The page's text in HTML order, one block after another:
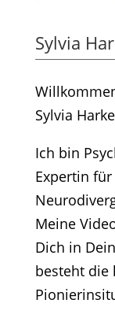
Sylvia
Sylvia
Ich bin
Expertin
Meine
Dich in
besteht die